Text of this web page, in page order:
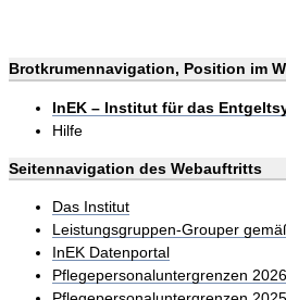
Brotkrumennavigation, Position im
InEK – Institut für das
Hilfe
Seitennavigation des Webauftritts
Das Institut
Leistungsgruppen-Grouper
InEK Datenportal
Pflegepersonaluntergrenzen 2026